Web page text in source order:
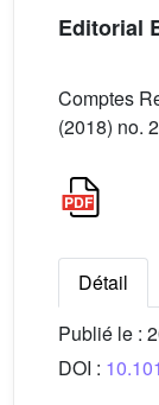
Editorial
Comptes
(2018) no.
Détail
Publié le :
DOI :